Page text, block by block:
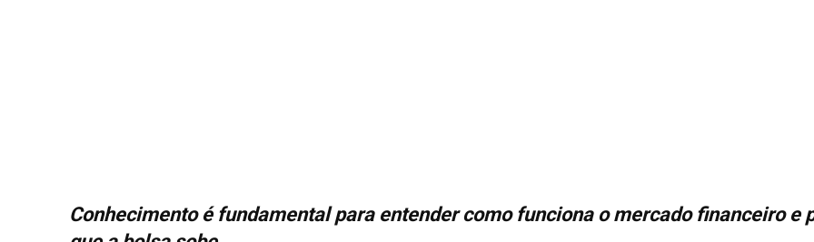
Conhecimento é fundamental para entender como funciona o mercado financeiro e